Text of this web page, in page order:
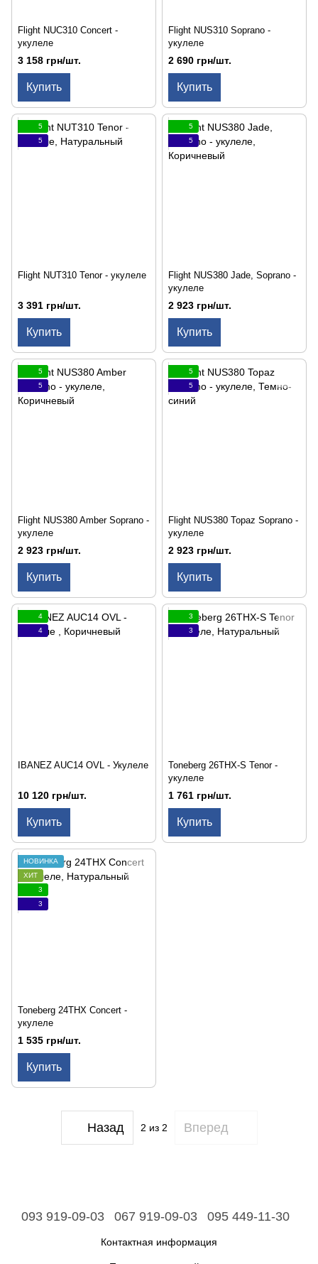
Flight NUC310 Concert -
укулеле
3 158 грн/шт.
Купить
Flight NUS310 Soprano -
укулеле
2 690 грн/шт.
Купить
5
5
Flight NUT310 Tenor - укулеле
3 391 грн/шт.
Купить
5
5
Flight NUS380 Jade, Soprano -
укулеле
2 923 грн/шт.
Купить
5
5
Flight NUS380 Amber Soprano -
укулеле
2 923 грн/шт.
Купить
5
5
Flight NUS380 Topaz Soprano -
укулеле
2 923 грн/шт.
Купить
4
4
IBANEZ AUC14 OVL - Укулеле
10 120 грн/шт.
Купить
3
3
Toneberg 26THX-S Tenor -
укулеле
1 761 грн/шт.
Купить
НОВИНКА
ХИТ
3
3
Toneberg 24THX Concert -
укулеле
1 535 грн/шт.
Купить
Назад 2 из 2 Вперед
093 919-09-03 067 919-09-03 095 449-11-30
Контактная информация